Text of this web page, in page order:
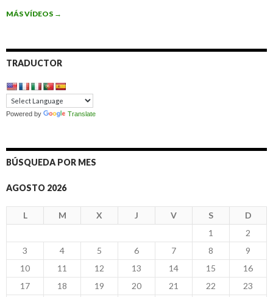
MÁS VÍDEOS →
TRADUCTOR
Powered by Translate
BÚSQUEDA POR MES
AGOSTO 2026
L M X J V S
D
1
2
3
4 5 6 7 8
9
10
11 12 13 14 15
16
17
18 19 20 21 22 23